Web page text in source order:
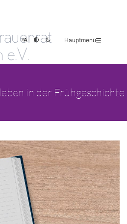
Hauptmenü
in der Frühgeschichte